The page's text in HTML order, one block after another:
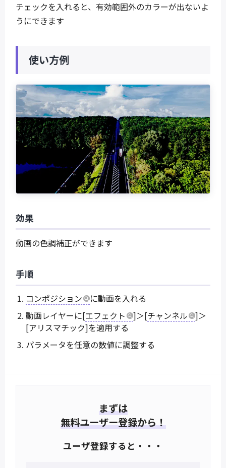
チェックを入れると、有効範囲外のカラーが出ないよ
うにできます
使い方例
効果
動画の色調補正ができます
手順
コンポジション
に動画を入れる
動画レイヤーに[エフェクト ]＞[チャンネル
]＞
[アリスマチック]を適用する
パラメータを任意の数値に調整する
まずは
無料ユーザー登録から！
ユーザ登録すると・・・